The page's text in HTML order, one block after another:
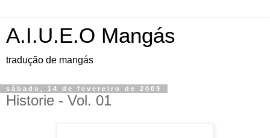
A.I.U.E.O Mangás
tradução de mangás
sábado, 14 de fevereiro de 2009
Historie - Vol. 01